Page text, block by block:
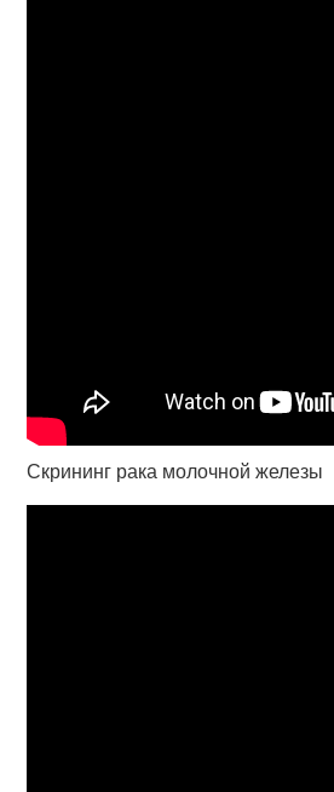
Скрининг рака молочной железы